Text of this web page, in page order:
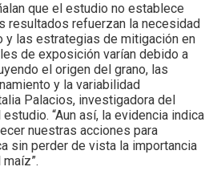
que el estudio no establece
resultados refuerzan la necesidad
y las estrategias de mitigación en
de exposición varían debido a
el origen del grano, las
y la variabilidad
Palacios, investigadora del
“Aun así, la evidencia indica
nuestras acciones para
sin perder de vista la importancia